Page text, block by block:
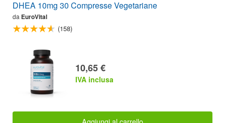
DHEA 10mg 30 Compresse Vegetariane
da EuroVital
(158)
10,65 €
IVA inclusa